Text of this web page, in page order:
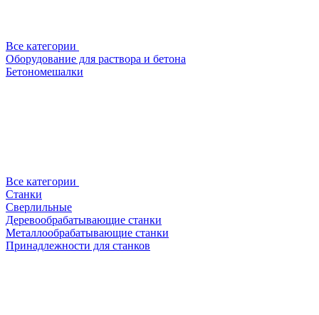
Все категории
Оборудование для раствора и бетона
Бетономешалки
Все категории
Станки
Сверлильные
Деревообрабатывающие станки
Металлообрабатывающие станки
Принадлежности для станков